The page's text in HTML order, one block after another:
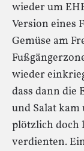
wieder um
Version eines
Gemüse am
wieder
dass dann die
und Salat
plötzlich doch
verdienten.